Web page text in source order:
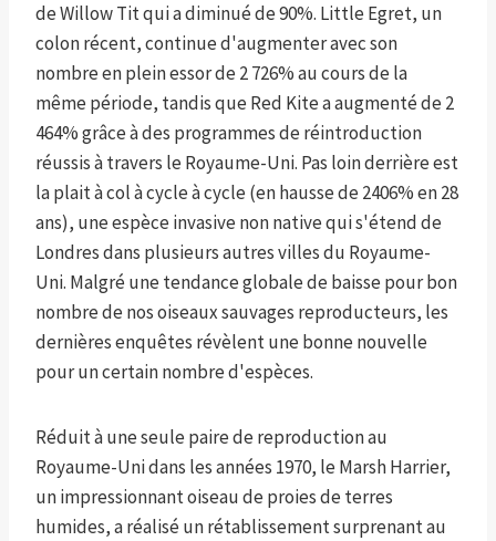
de Willow Tit qui a diminué de 90%. Little Egret, un
colon récent, continue d'augmenter avec son
nombre en plein essor de 2 726% au cours de la
même période, tandis que Red Kite a augmenté de 2
464% grâce à des programmes de réintroduction
réussis à travers le Royaume-Uni. Pas loin derrière est
la plait à col à cycle à cycle (en hausse de 2406% en 28
ans), une espèce invasive non native qui s'étend de
Londres dans plusieurs autres villes du Royaume-
Uni. Malgré une tendance globale de baisse pour bon
nombre de nos oiseaux sauvages reproducteurs, les
dernières enquêtes révèlent une bonne nouvelle
pour un certain nombre d'espèces.
Réduit à une seule paire de reproduction au
Royaume-Uni dans les années 1970, le Marsh Harrier,
un impressionnant oiseau de proies de terres
humides, a réalisé un rétablissement surprenant au